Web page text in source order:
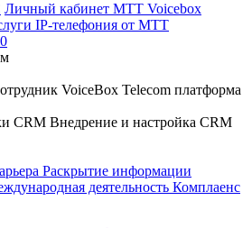
Личный кабинет МТТ Voicebox
IP-телефония от МТТ
VoiceBox Telecom платформа
CRM Внедрение и настройка CRM
Раскрытие информации
деятельность Комплаенс